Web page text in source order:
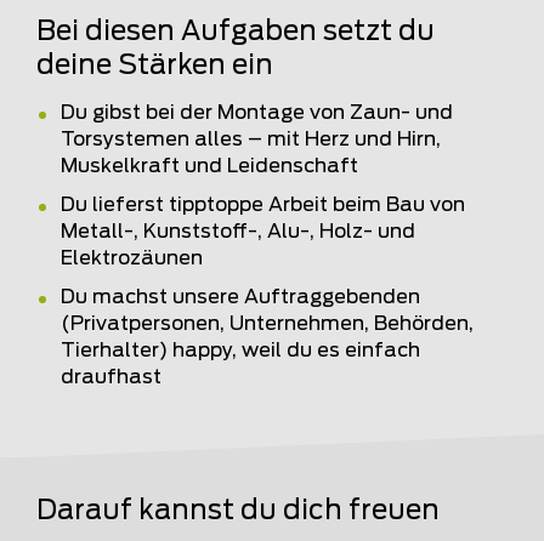
Bei diesen Aufgaben setzt du
deine Stärken ein
Du gibst bei der Montage von Zaun- und
Torsystemen alles – mit Herz und Hirn,
Muskelkraft und Leidenschaft
Du lieferst tipptoppe Arbeit beim Bau von
Metall-, Kunststoff-, Alu-, Holz- und
Elektrozäunen
Du machst unsere Auftraggebenden
(Privatpersonen, Unternehmen, Behörden,
Tierhalter) happy, weil du es einfach
draufhast
Darauf kannst du dich freuen